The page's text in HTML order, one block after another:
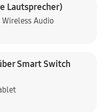
Lautsprecher)
Wireless Audio
Smart Switch